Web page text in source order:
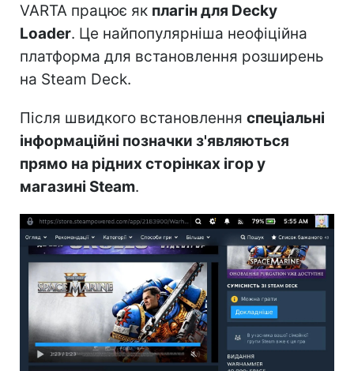
VARTA працює як плагін для Decky
Loader. Це найпопулярніша неофіційна
платформа для встановлення розширень
на Steam Deck.
Після швидкого встановлення спеціальні
інформаційні позначки з'являються
прямо на рідних сторінках ігор у
магазині Steam.